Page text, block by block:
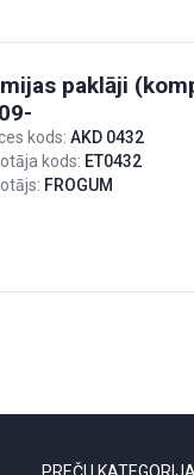
paklāji
kods: AKD 0432
kods: ET0432
FROGUM